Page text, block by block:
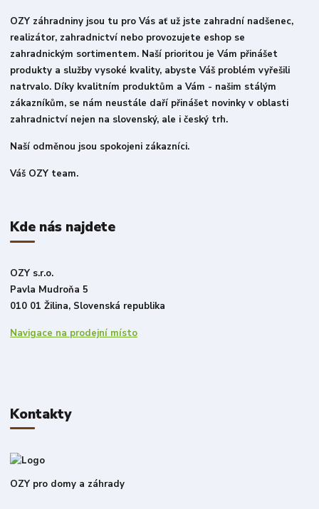
OZY záhradniny jsou tu pro Vás ať už jste zahradní nadšenec,
realizátor, zahradnictví nebo provozujete eshop se
zahradnickým sortimentem. Naší prioritou je Vám přinášet
produkty a služby vysoké kvality, abyste Váš problém vyřešili
natrvalo. Díky kvalitním produktům a Vám - našim stálým
zákazníkům, se nám neustále daří přinášet novinky v oblasti
zahradnictví nejen na slovenský, ale i český trh.
Naší odměnou jsou spokojeni zákazníci.
Váš OZY team.
Kde nás najdete
OZY s.r.o.
Pavla Mudroňa 5
010 01 Žilina, Slovenská republika
Navigace na prodejní místo
Kontakty
OZY pro domy a záhrady